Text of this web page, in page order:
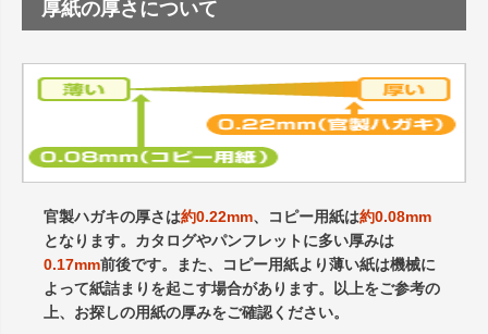
厚紙の厚さについて
官製ハガキの厚さは約0.22mm、コピー用紙は約0.08mm
となります。カタログやパンフレットに多い厚みは
0.17mm前後です。また、コピー用紙より薄い紙は機械に
よって紙詰まりを起こす場合があります。以上をご参考の
上、お探しの用紙の厚みをご確認ください。